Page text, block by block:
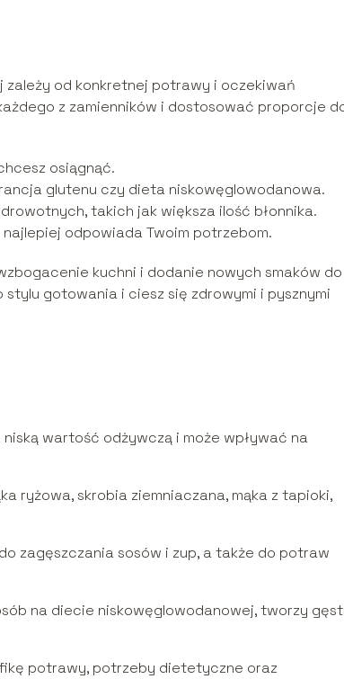
zależy od konkretnej potrawy i oczekiwań
z zamienników i dostosować proporcje
osiągnąć.
glutenu czy dieta niskowęglowodanowa.
takich jak większa ilość błonnika.
odpowiada Twoim potrzebom.
kuchni i dodanie nowych smaków do
gotowania i ciesz się zdrowymi i pysznymi
wartość odżywczą i może wpływać na
ryżowa, skrobia ziemniaczana, mąka z tapioki,
zagęszczania sosów i zup, a także do potraw
na diecie niskowęglowodanowej, tworzy
potrawy, potrzeby dietetyczne oraz